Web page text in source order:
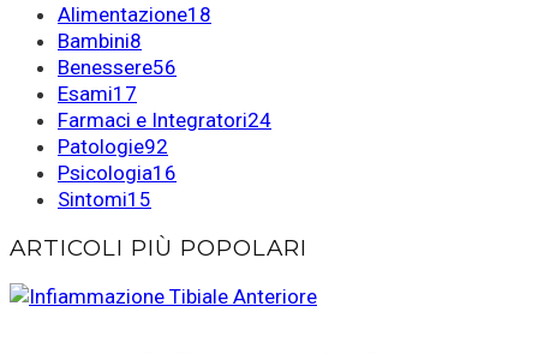
Alimentazione18
Bambini8
Benessere56
Esami17
Farmaci e Integratori24
Patologie92
Psicologia16
Sintomi15
ARTICOLI PIÙ POPOLARI